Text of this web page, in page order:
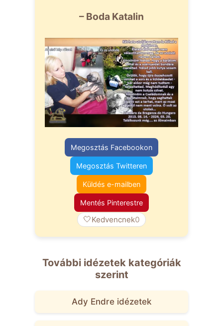
– Boda Katalin
Megosztás Facebookon
Megosztás Twitteren
Küldés e-mailben
Mentés Pinterestre
🤍Kedvencnek0
További idézetek kategóriák
szerint
Ady Endre idézetek